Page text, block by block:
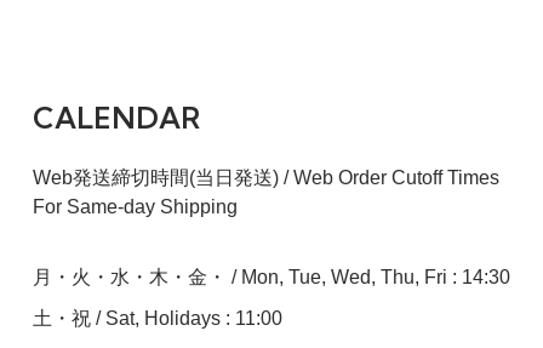
CALENDAR
Web発送締切時間(当日発送) / Web Order Cutoff Times
For Same-day Shipping
月・火・水・木・金・ / Mon, Tue, Wed, Thu, Fri : 14:30
土・祝 / Sat, Holidays : 11:00